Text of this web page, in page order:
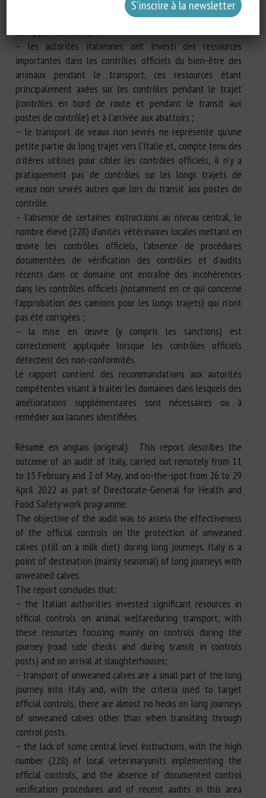
L’Italie est un point de destination (principalement
saisonnier) des longs voyages de veaux non sevrés.
Le rapport conclut que :
– les autorités italiennes ont investi des ressources
importantes dans les contrôles officiels du bien-être des
animaux pendant le transport, ces ressources étant
principalement axées sur les contrôles pendant le trajet
(contrôles en bord de route et pendant le transit aux
postes de contrôle) et à l’arrivée aux abattoirs ;
– le transport de veaux non sevrés ne représente qu’une
petite partie du long trajet vers l’Italie et, compte tenu des
critères utilisés pour cibler les contrôles officiels, il n’y a
pratiquement pas de contrôles sur les longs trajets de
veaux non sevrés autres que lors du transit aux postes de
contrôle.
– l’absence de certaines instructions au niveau central, le
nombre élevé (228) d’unités vétérinaires locales mettant en
œuvre les contrôles officiels, l’absence de procédures
documentées de vérification des contrôles et d’audits
récents dans ce domaine ont entraîné des incohérences
dans les contrôles officiels (notamment en ce qui concerne
l’approbation des camions pour les longs trajets) qui n’ont
pas été corrigées ;
– la mise en œuvre (y compris les sanctions) est
correctement appliquée lorsque les contrôles officiels
détectent des non-conformités.
Le rapport contient des recommandations aux autorités
compétentes visant à traiter les domaines dans lesquels des
améliorations supplémentaires sont nécessaires ou à
remédier aux lacunes identifiées.
Résumé en anglais (original) : This report describes the
outcome of an audit of Italy, carried out remotely from 11
to 15 February and 2 of May, and on-the-spot from 26 to 29
April 2022 as part of Directorate-General for Health and
Food Safety work programme.
The objective of the audit was to assess the effectiveness
of the official controls on the protection of unweaned
calves (still on a milk diet) during long journeys. Italy is a
point of destination (mainly seasonal) of long journeys with
unweaned calves.
The report concludes that:
– the Italian authorities invested significant resources in
official controls on animal welfareduring transport, with
these resources focusing mainly on controls during the
journey (road side checks and during transit in controls
posts) and on arrival at slaughterhouses;
– transport of unweaned calves are a small part of the long
journey into Italy and, with the criteria used to target
official controls, there are almost no hecks on long journeys
of unweaned calves other than when transiting through
control posts.
– the lack of some central level instructions, with the high
number (228) of local veterinaryunits implementing the
official controls, and the absence of documented control
verification procedures and of recent audits in this area